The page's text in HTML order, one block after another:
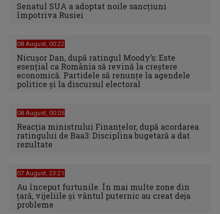
Senatul SUA a adoptat noile sancţiuni
împotriva Rusiei
08 August, 00:22
Nicușor Dan, după ratingul Moody’s: Este
esențial ca România să revină la creștere
economică. Partidele să renunțe la agendele
politice și la discursul electoral
08 August, 00:05
Reacția ministrului Finanțelor, după acordarea
ratingului de Baa3: Disciplina bugetară a dat
rezultate
07 August, 23:21
Au început furtunile. În mai multe zone din
țară, vijeliile și vântul puternic au creat deja
probleme